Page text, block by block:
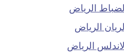
الرياض
الرياض
الرياض